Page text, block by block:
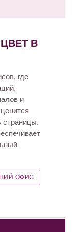
В
где
и
страницы.
ОФИС